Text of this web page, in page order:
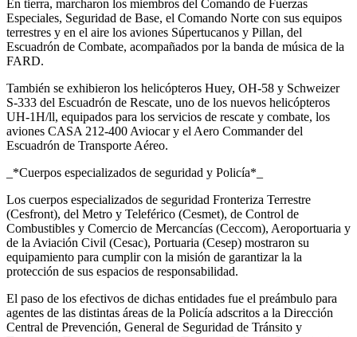
En tierra, marcharon los miembros del Comando de Fuerzas
Especiales, Seguridad de Base, el Comando Norte con sus equipos
terrestres y en el aire los aviones Súpertucanos y Pillan, del
Escuadrón de Combate, acompañados por la banda de música de la
FARD.
También se exhibieron los helicópteros Huey, OH-58 y Schweizer
S-333 del Escuadrón de Rescate, uno de los nuevos helicópteros
UH-1H/ll, equipados para los servicios de rescate y combate, los
aviones CASA 212-400 Aviocar y el Aero Commander del
Escuadrón de Transporte Aéreo.
_*Cuerpos especializados de seguridad y Policía*_
Los cuerpos especializados de seguridad Fronteriza Terrestre
(Cesfront), del Metro y Teleférico (Cesmet), de Control de
Combustibles y Comercio de Mercancías (Ceccom), Aeroportuaria y
de la Aviación Civil (Cesac), Portuaria (Cesep) mostraron su
equipamiento para cumplir con la misión de garantizar la la
protección de sus espacios de responsabilidad.
El paso de los efectivos de dichas entidades fue el preámbulo para
agentes de las distintas áreas de la Policía adscritos a la Dirección
Central de Prevención, General de Seguridad de Tránsito y